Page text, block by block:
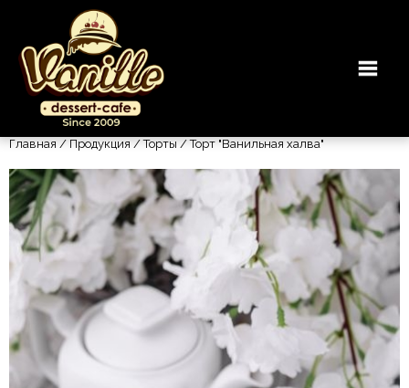
Главная/Продукция/Торты/ Торт "Ванильная халва"